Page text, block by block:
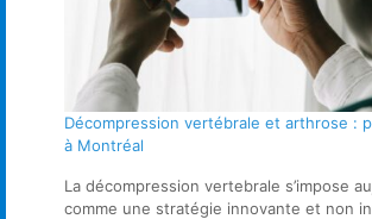
Décompression vertébrale et arthrose :
à Montréal
La décompression vertebrale s’impose
comme une stratégie innovante et non